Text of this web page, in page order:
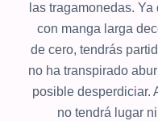
las tragamonedas.
con manga larga
de cero, tendrás
no ha transpirado
posible desperdiciar.
no tendrá lugar